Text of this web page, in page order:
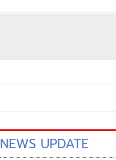
NEWS UPDATE